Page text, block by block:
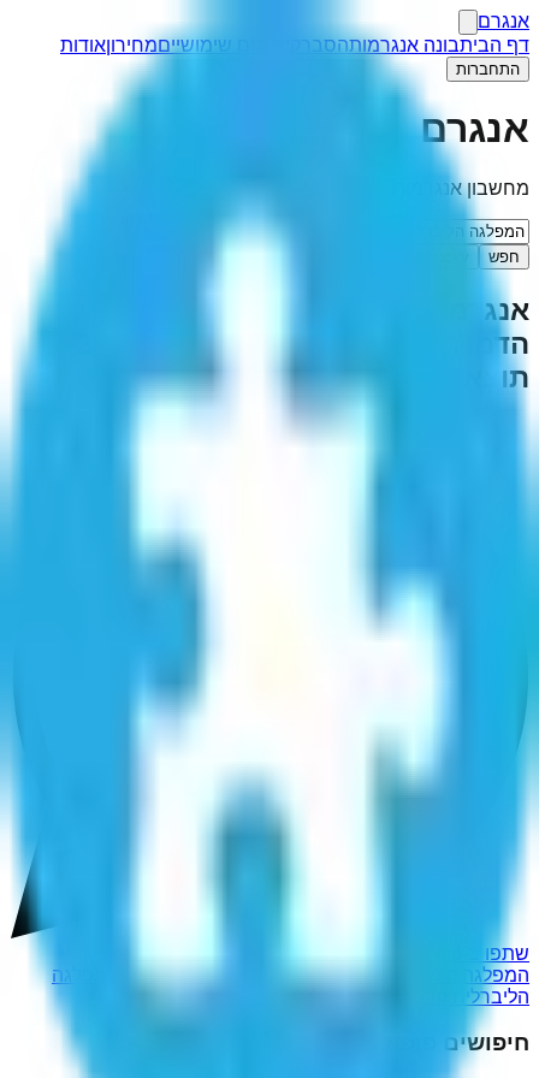
אנגרם
דף הביתבונה אנגרמותהסבר קישורים שימושייםמחירוןאודות
התחברות
אנגרם
מחשבון אנגרמות
חפש
אנגרמה ל-"
הדמוקרטית (בוסניה והרצגובינה)
תוצאות)
שתפו ב-WhatsApp
המפלגה הליברלית הדמוקרטית (בוסניה והרצוגבינה)
המפלגה
הליברלית הדמוקרטית (בוסניה והרצגובינה)
חיפושים פופולריים נוספים